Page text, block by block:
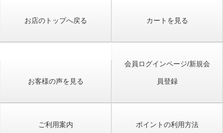
お店のトップへ戻る カートを見る
お客様の声を見る
会員ログインページ/新規会
員登録
ご利用案内 ポイントの利用方法